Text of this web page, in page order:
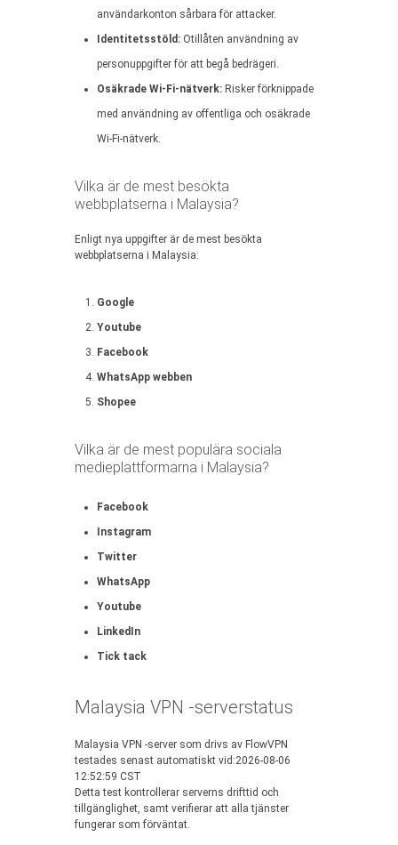
användarkonton sårbara för attacker.
Identitetsstöld: Otillåten användning av
personuppgifter för att begå bedrägeri.
Osäkrade Wi-Fi-nätverk: Risker förknippade
med användning av offentliga och osäkrade
Wi-Fi-nätverk.
Vilka är de mest besökta
webbplatserna i Malaysia?
Enligt nya uppgifter är de mest besökta
webbplatserna i Malaysia:
Google
Youtube
Facebook
WhatsApp webben
Shopee
Vilka är de mest populära sociala
medieplattformarna i Malaysia?
Facebook
Instagram
Twitter
WhatsApp
Youtube
LinkedIn
Tick tack
Malaysia VPN -serverstatus
Malaysia VPN -server som drivs av FlowVPN
testades senast automatiskt vid:2026-08-06
12:52:59 CST
Detta test kontrollerar serverns drifttid och
tillgänglighet, samt verifierar att alla tjänster
fungerar som förväntat.